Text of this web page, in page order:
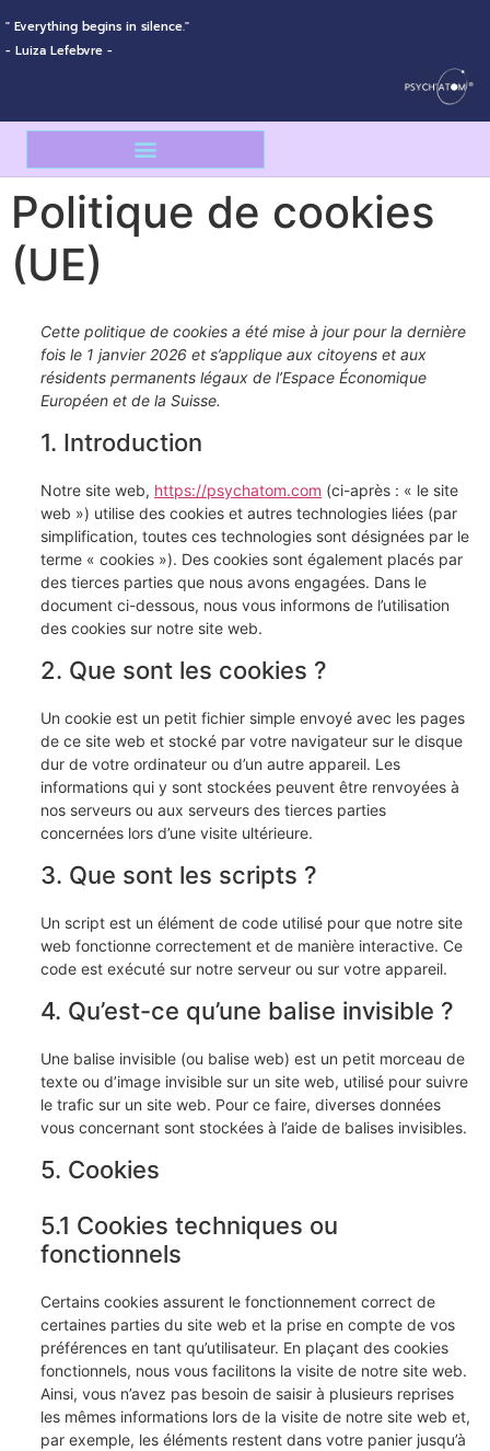
" Everything begins in silence."
- Luiza Lefebvre -
Politique de cookies
(UE)
Cette politique de cookies a été mise à jour pour la dernière
fois le 1 janvier 2026 et s’applique aux citoyens et aux
résidents permanents légaux de l’Espace Économique
Européen et de la Suisse.
1. Introduction
Notre site web, https://psychatom.com (ci-après : « le site
web ») utilise des cookies et autres technologies liées (par
simplification, toutes ces technologies sont désignées par le
terme « cookies »). Des cookies sont également placés par
des tierces parties que nous avons engagées. Dans le
document ci-dessous, nous vous informons de l’utilisation
des cookies sur notre site web.
2. Que sont les cookies ?
Un cookie est un petit fichier simple envoyé avec les pages
de ce site web et stocké par votre navigateur sur le disque
dur de votre ordinateur ou d’un autre appareil. Les
informations qui y sont stockées peuvent être renvoyées à
nos serveurs ou aux serveurs des tierces parties
concernées lors d’une visite ultérieure.
3. Que sont les scripts ?
Un script est un élément de code utilisé pour que notre site
web fonctionne correctement et de manière interactive. Ce
code est exécuté sur notre serveur ou sur votre appareil.
4. Qu’est-ce qu’une balise invisible ?
Une balise invisible (ou balise web) est un petit morceau de
texte ou d’image invisible sur un site web, utilisé pour suivre
le trafic sur un site web. Pour ce faire, diverses données
vous concernant sont stockées à l’aide de balises invisibles.
5. Cookies
5.1 Cookies techniques ou
fonctionnels
Certains cookies assurent le fonctionnement correct de
certaines parties du site web et la prise en compte de vos
préférences en tant qu’utilisateur. En plaçant des cookies
fonctionnels, nous vous facilitons la visite de notre site web.
Ainsi, vous n’avez pas besoin de saisir à plusieurs reprises
les mêmes informations lors de la visite de notre site web et,
par exemple, les éléments restent dans votre panier jusqu’à